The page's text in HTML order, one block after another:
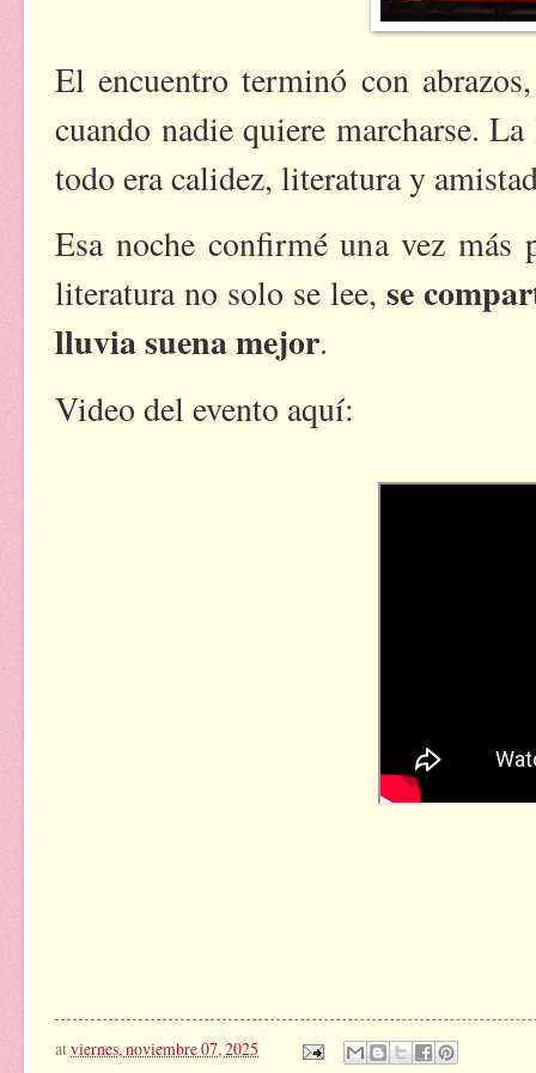
El encuentro terminó con
cuando nadie quiere marcharse.
todo era calidez, literatura y
Esa noche confirmé una vez más
literatura no solo se lee, se
lluvia suena mejor.
Video del evento aquí:
atviernes, noviembre 07, 2025